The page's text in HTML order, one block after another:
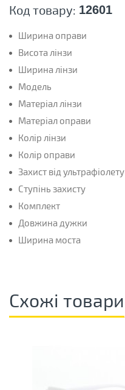
Код товару: 12601
Ширина оправи
Висота лінзи
Ширина лінзи
Модель
Матеріал лінзи
Матеріал оправи
Колір лінзи
Колір оправи
Захист від ультрафіолету
Ступінь захисту
Комплект
Довжина дужки
Ширина моста
Схожі товари